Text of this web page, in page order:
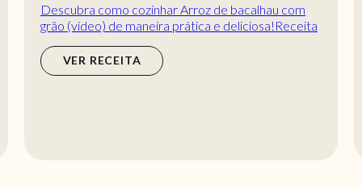
Descubra como cozinhar Arroz de bacalhau com
grão (vídeo) de maneira prática e deliciosa!Receita
VER RECEITA